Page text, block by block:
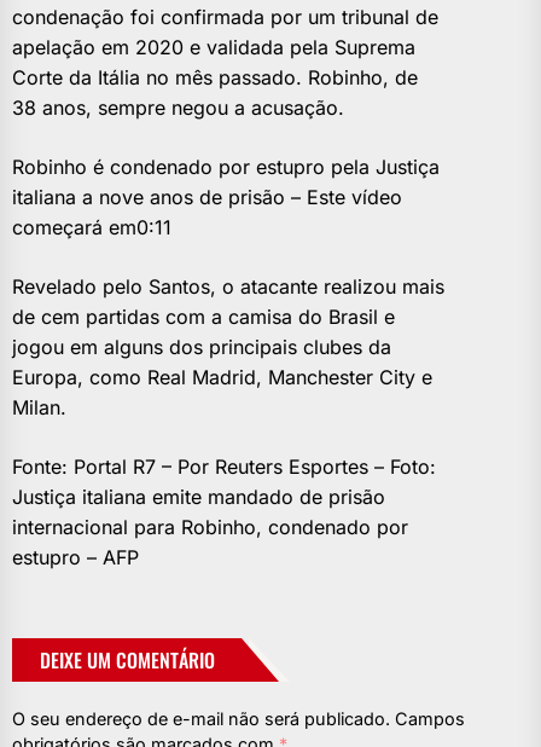
condenação foi confirmada por um tribunal de
apelação em 2020 e validada pela Suprema
Corte da Itália no mês passado. Robinho, de
38 anos, sempre negou a acusação.
Robinho é condenado por estupro pela Justiça
italiana a nove anos de prisão – Este vídeo
começará em0:11
Revelado pelo Santos, o atacante realizou mais
de cem partidas com a camisa do Brasil e
jogou em alguns dos principais clubes da
Europa, como Real Madrid, Manchester City e
Milan.
Fonte: Portal R7 – Por Reuters Esportes – Foto:
Justiça italiana emite mandado de prisão
internacional para Robinho, condenado por
estupro – AFP
DEIXE UM COMENTÁRIO
O seu endereço de e-mail não será publicado. Campos